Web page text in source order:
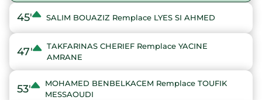
45' SALIM BOUAZIZ Remplace LYES SI AHMED
47'
TAKFARINAS CHERIEF Remplace YACINE
AMRANE
53'
MOHAMED BENBELKACEM Remplace TOUFIK
MESSAOUDI